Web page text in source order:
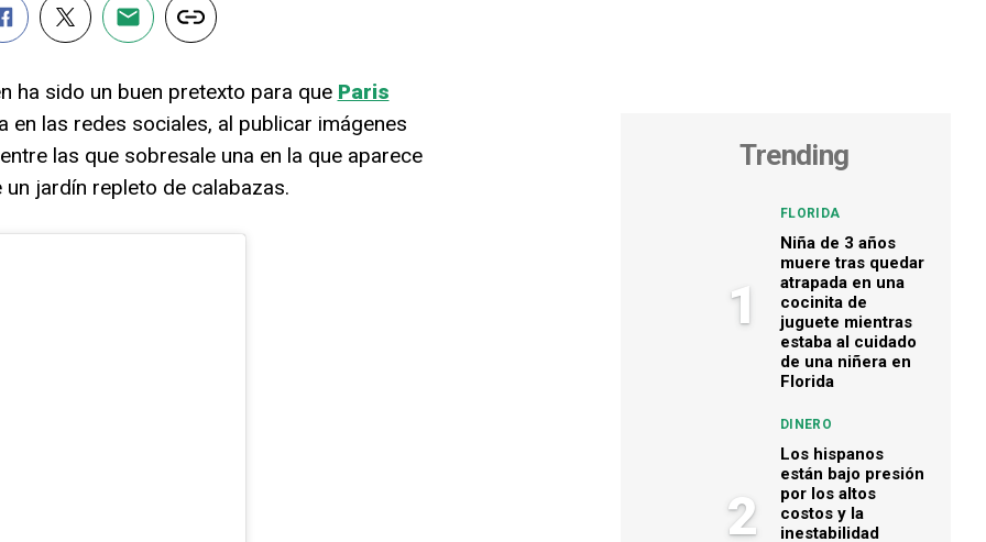
ha sido un buen pretexto para que Paris
en las redes sociales, al publicar imágenes
las que sobresale una en la que aparece
jardín repleto de calabazas.
Trending
1
FLORIDA
Niña de 3 años
muere tras quedar
atrapada en una
cocinita de
juguete mientras
estaba al cuidado
de una niñera en
Florida
2
DINERO
Los hispanos
están bajo presión
por los altos
costos y la
inestabilidad